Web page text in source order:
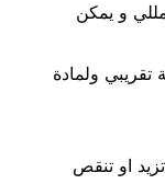
100 مللي و من 25 مللي حتي 250 مللي و يمكن
كيس / دقيقة تقريبي ولمادة
وات تقريبا تزيد او تنقص